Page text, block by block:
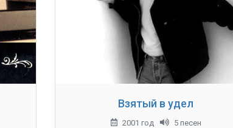
Взятый в удел
2001 год 5 песен